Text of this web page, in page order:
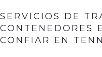
SERVICIOS DE
CONTENEDORES
CONFIAR EN